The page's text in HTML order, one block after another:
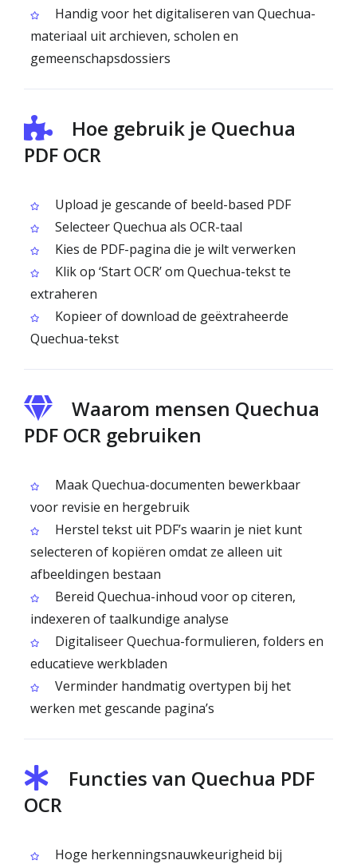
Handig voor het digitaliseren van Quechua-
materiaal uit archieven, scholen en
gemeenschapsdossiers
Hoe gebruik je Quechua
PDF OCR
Upload je gescande of beeld-based PDF
Selecteer Quechua als OCR-taal
Kies de PDF-pagina die je wilt verwerken
Klik op ‘Start OCR’ om Quechua-tekst te
extraheren
Kopieer of download de geëxtraheerde
Quechua-tekst
Waarom mensen Quechua
PDF OCR gebruiken
Maak Quechua-documenten bewerkbaar
voor revisie en hergebruik
Herstel tekst uit PDF’s waarin je niet kunt
selecteren of kopiëren omdat ze alleen uit
afbeeldingen bestaan
Bereid Quechua-inhoud voor op citeren,
indexeren of taalkundige analyse
Digitaliseer Quechua-formulieren, folders en
educatieve werkbladen
Verminder handmatig overtypen bij het
werken met gescande pagina’s
Functies van Quechua PDF
OCR
Hoge herkenningsnauwkeurigheid bij